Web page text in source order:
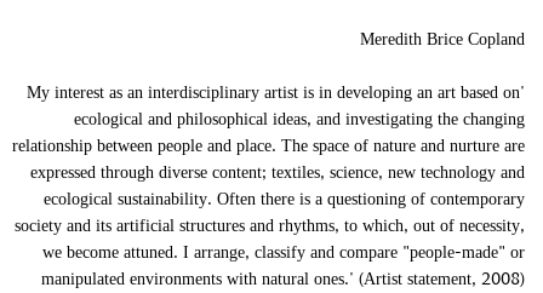
Meredith Brice Copland
"My interest as an interdisciplinary artist is in developing an art based on
ecological and philosophical ideas, and investigating the changing
relationship between people and place. The space of nature and nurture are
expressed through diverse content; textiles, science, new technology and
ecological sustainability. Often there is a questioning of contemporary
society and its artificial structures and rhythms, to which, out of necessity,
we become attuned. I arrange, classify and compare 'people-made' or
manipulated environments with natural ones." (Artist statement, 2008)